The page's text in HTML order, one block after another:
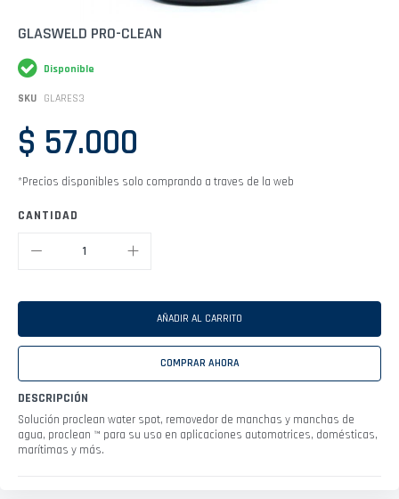
Saltar
comienzo
de
galería
imágenes
GLASWELD PRO-CLEAN
Disponible
SKU GLARES3
$ 57.000
*Precios disponibles solo comprando a traves de la web
CANTIDAD
AÑADIR AL CARRITO
COMPRAR AHORA
DESCRIPCIÓN
Solución proclean water spot, removedor de manchas y manchas de
agua, proclean ™ para su uso en aplicaciones automotrices, domésticas,
marítimas y más.